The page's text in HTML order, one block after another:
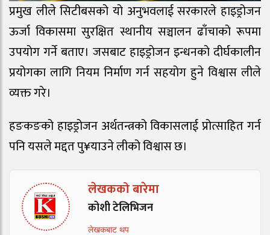
प्रमुख लीले सिटीबसको यो अनुभवलाई सरकारले हाइड्रोजन
ऊर्जा विकासमा सुरक्षित स्थानीय सञ्चालन ढाँचाको रूपमा
उपयोग गर्ने बताए। जसबाट हाइड्रोजन इन्धनको दीर्घकालीन
प्रयोगका लागि नियम निर्माण गर्न सहयोग हुने विश्वास लीले
व्यक्त गरे।
हङकङको हाइड्रोजन अर्थतन्त्रको विकासलाई प्रोत्साहित गर्न
पनि यसले मद्दत पु¥याउने लीको विश्वास छ।
लेखकको बारेमा
कोशी टेलिभिजन
लेखकबाट थप